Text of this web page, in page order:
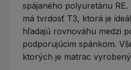
spájaného polyuretánu RE.
má tvrdosť T3, ktorá je
hľadajú rovnováhu medzi
podporujúcim spánkom.
ktorých je matrac